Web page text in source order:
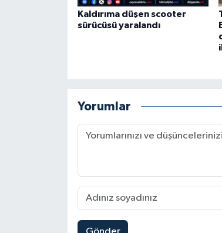
Kaldırıma düşen scooter
sürücüsü yaralandı
Yorumlar